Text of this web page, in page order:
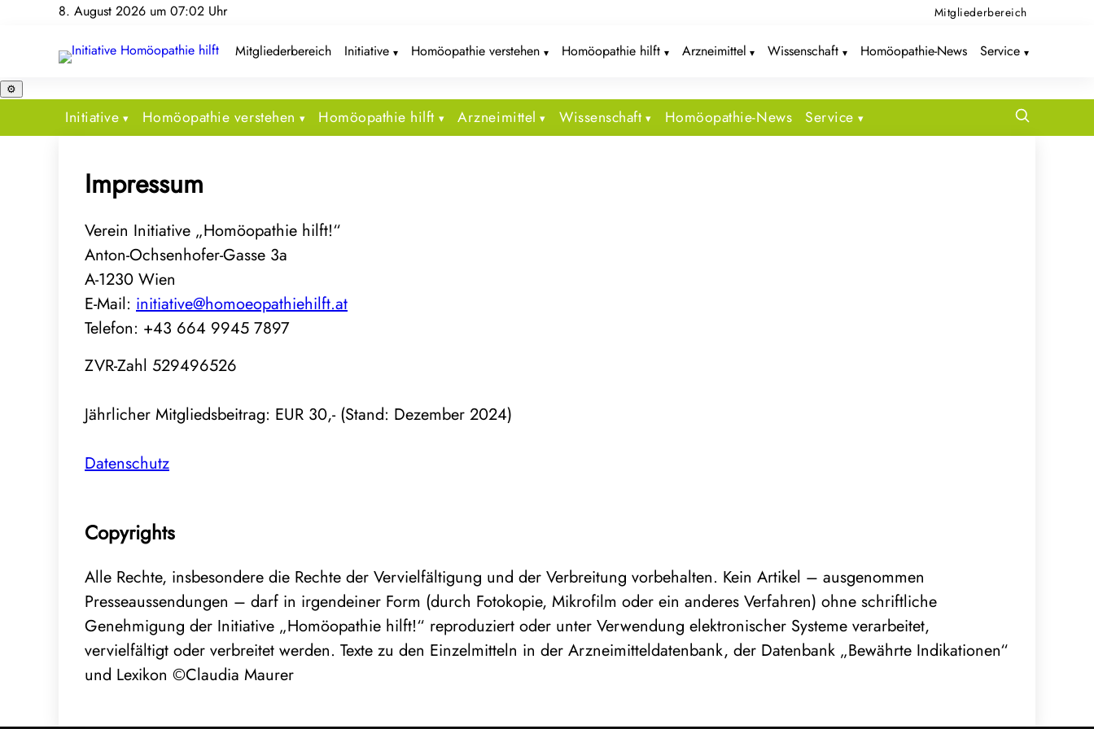
8. August 2026 um 07:02 Uhr Mitgliederbereich
Mitgliederbereich Initiative Homöopathie verstehen Homöopathie hilft Arzneimittel Wissenschaft Homöopathie-News Service
⚙️
Initiative Homöopathie verstehen Homöopathie hilft Arzneimittel Wissenschaft Homöopathie-News Service
Impressum
Verein Initiative „Homöopathie hilft!“
Anton-Ochsenhofer-Gasse 3a
A-1230 Wien
E-Mail: initiative@homoeopathiehilft.at
Telefon: +43 664 9945 7897
ZVR-Zahl 529496526
Jährlicher Mitgliedsbeitrag: EUR 30,- (Stand: Dezember 2024)
Datenschutz
Copyrights
Alle Rechte, insbesondere die Rechte der Vervielfältigung und der Verbreitung vorbehalten. Kein Artikel – ausgenommen
Presseaussendungen – darf in irgendeiner Form (durch Fotokopie, Mikrofilm oder ein anderes Verfahren) ohne schriftliche
Genehmigung der Initiative „Homöopathie hilft!“ reproduziert oder unter Verwendung elektronischer Systeme verarbeitet,
vervielfältigt oder verbreitet werden. Texte zu den Einzelmitteln in der Arzneimitteldatenbank, der Datenbank „Bewährte Indikationen“
und Lexikon ©Claudia Maurer